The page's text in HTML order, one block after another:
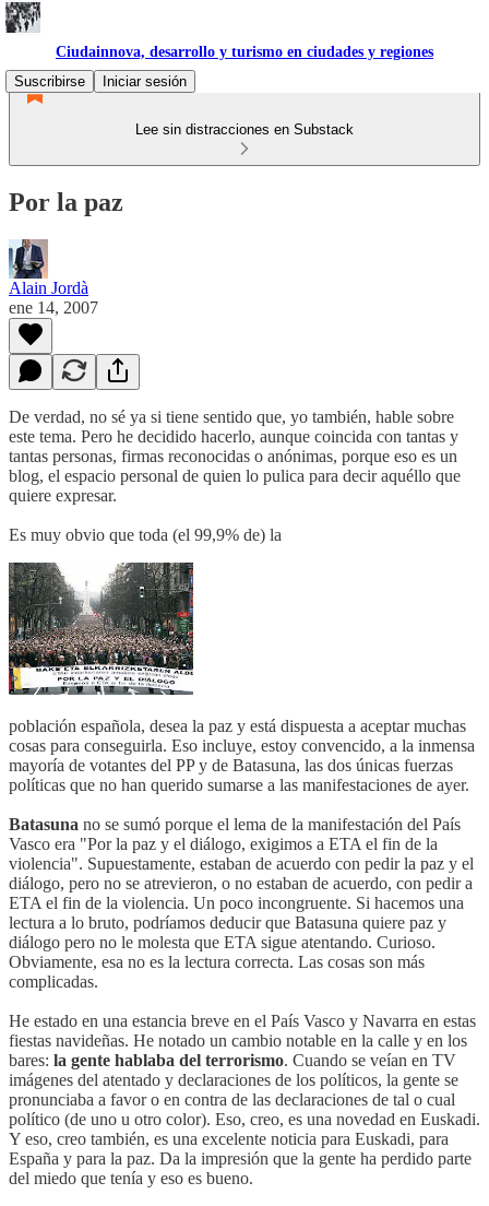
Ciudainnova, desarrollo y turismo en ciudades y regiones
Suscribirse
Iniciar sesión
Lee sin distracciones en Substack
Por la paz
Alain Jordà
ene 14, 2007
De verdad, no sé ya si tiene sentido que, yo también, hable sobre
este tema. Pero he decidido hacerlo, aunque coincida con tantas y
tantas personas, firmas reconocidas o anónimas, porque eso es un
blog, el espacio personal de quien lo pulica para decir aquéllo que
quiere expresar.
Es muy obvio que toda (el 99,9% de) la
población española, desea la paz y está dispuesta a aceptar muchas
cosas para conseguirla. Eso incluye, estoy convencido, a la inmensa
mayoría de votantes del PP y de Batasuna, las dos únicas fuerzas
políticas que no han querido sumarse a las manifestaciones de ayer.
Batasuna no se sumó porque el lema de la manifestación del País
Vasco era "Por la paz y el diálogo, exigimos a ETA el fin de la
violencia". Supuestamente, estaban de acuerdo con pedir la paz y el
diálogo, pero no se atrevieron, o no estaban de acuerdo, con pedir a
ETA el fin de la violencia. Un poco incongruente. Si hacemos una
lectura a lo bruto, podríamos deducir que Batasuna quiere paz y
diálogo pero no le molesta que ETA sigue atentando. Curioso.
Obviamente, esa no es la lectura correcta. Las cosas son más
complicadas.
He estado en una estancia breve en el País Vasco y Navarra en estas
fiestas navideñas. He notado un cambio notable en la calle y en los
bares: la gente hablaba del terrorismo. Cuando se veían en TV
imágenes del atentado y declaraciones de los políticos, la gente se
pronunciaba a favor o en contra de las declaraciones de tal o cual
político (de uno u otro color). Eso, creo, es una novedad en Euskadi.
Y eso, creo también, es una excelente noticia para Euskadi, para
España y para la paz. Da la impresión que la gente ha perdido parte
del miedo que tenía y eso es bueno.